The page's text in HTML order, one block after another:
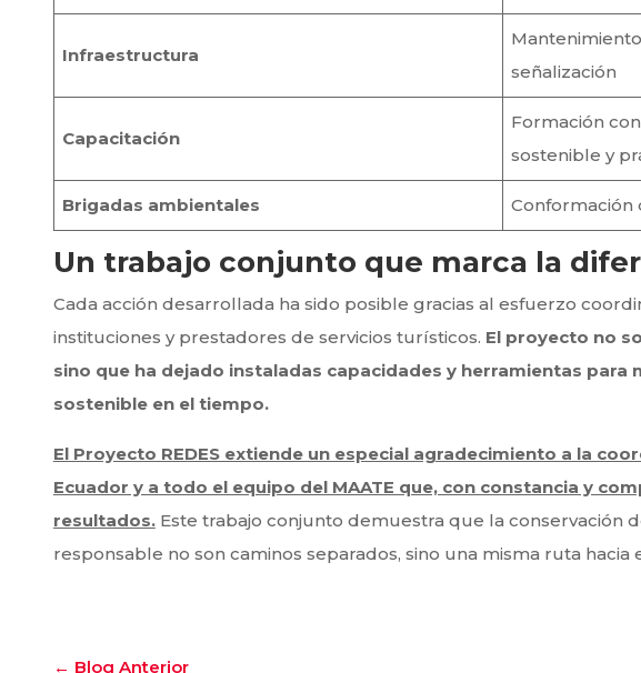
Infraestructura
señalización
Capacitación
Formación
sostenible y
Brigadas ambientales Conformación
Un trabajo conjunto que marca la
Cada acción desarrollada ha sido posible gracias al esfuerzo
instituciones y prestadores de servicios turísticos. El proyecto no
sino que ha dejado instaladas capacidades y herramientas
sostenible en el tiempo.
El Proyecto REDES extiende un especial agradecimiento a la
Ecuador y a todo el equipo del MAATE que, con constancia y
resultados.Este trabajo conjunto demuestra que la conservación
responsable no son caminos separados, sino una misma ruta
← Blog Anterior